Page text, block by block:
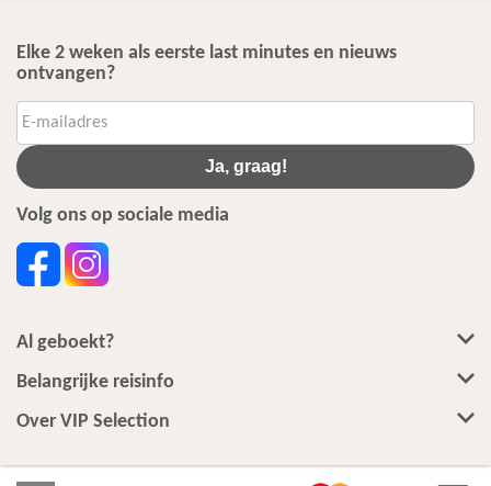
Elke 2 weken als eerste last minutes en nieuws
ontvangen?
Ja, graag!
Volg ons op sociale media
Al geboekt?
Belangrijke reisinfo
Over VIP Selection